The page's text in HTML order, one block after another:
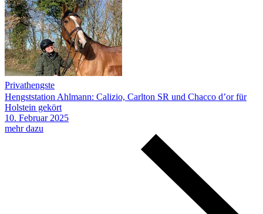
Privathengste
Hengststation Ahlmann: Calizio, Carlton SR und Chacco d’or für
Holstein gekört
10. Februar 2025
mehr dazu